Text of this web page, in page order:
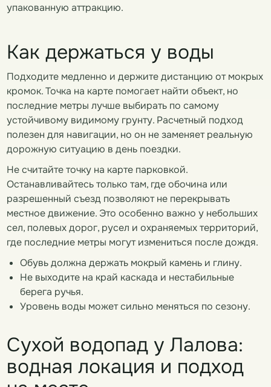
упакованную аттракцию.
Как держаться у воды
Подходите медленно и держите дистанцию от мокрых
кромок. Точка на карте помогает найти объект, но
последние метры лучше выбирать по самому
устойчивому видимому грунту. Расчетный подход
полезен для навигации, но он не заменяет реальную
дорожную ситуацию в день поездки.
Не считайте точку на карте парковкой.
Останавливайтесь только там, где обочина или
разрешенный съезд позволяют не перекрывать
местное движение. Это особенно важно у небольших
сел, полевых дорог, русел и охраняемых территорий,
где последние метры могут измениться после дождя.
Обувь должна держать мокрый камень и глину.
Не выходите на край каскада и нестабильные
берега ручья.
Уровень воды может сильно меняться по сезону.
Сухой водопад у Лалова:
водная локация и подход